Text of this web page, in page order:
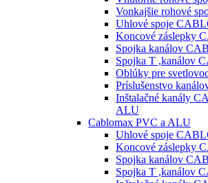
Vonkajšie rohové
Uhlové spoje
Koncové záslepky
Spojka kanálov
Spojka T ,kanálov
Oblúky pre
Príslušenstvo
Inštalačné kanály
ALU
Cablomax PVC a ALU
Uhlové spoje
Koncové záslepky
Spojka kanálov
Spojka T ,kanálov